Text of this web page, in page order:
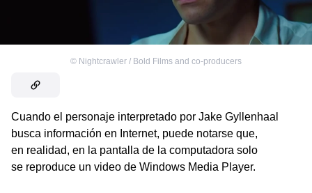
© Nightcrawler / Bold Films and co-producers
Cuando el personaje interpretado por Jake Gyllenhaal
busca información en Internet, puede notarse que,
en realidad, en la pantalla de la computadora solo
se reproduce un video de Windows Media Player.